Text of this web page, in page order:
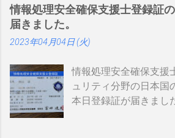
情報処理安全確保支援士登録証
届きました。
2023年04月04日 (火)
情報処理安全確保支援
ュリティ分野の日本国
本日登録証が届きまし
登場しました。 制度